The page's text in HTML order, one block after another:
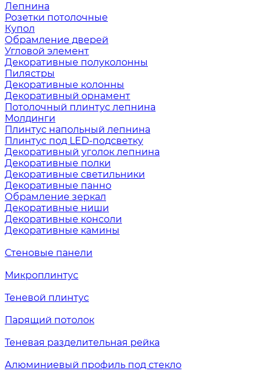
Лепнина
Розетки потолочные
Купол
Обрамление дверей
Угловой элемент
Декоративные полуколонны
Пилястры
Декоративные колонны
Декоративный орнамент
Потолочный плинтус лепнина
Молдинги
Плинтус напольный лепнина
Плинтус под LED-подсветку
Декоративный уголок лепнина
Декоративные полки
Декоративные светильники
Декоративные панно
Обрамление зеркал
Декоративные ниши
Декоративные консоли
Декоративные камины
Стеновые панели
Микроплинтус
Теневой плинтус
Парящий потолок
Теневая разделительная рейка
Алюминиевый профиль под стекло